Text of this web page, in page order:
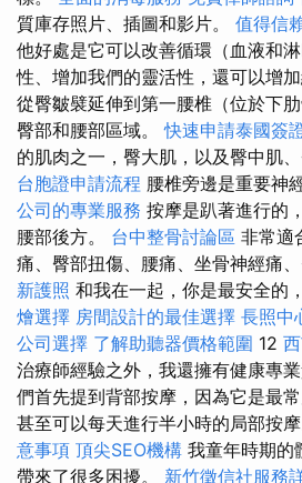
質庫存照片、插圖和影片。 值得信
他好處是它可以改善循環（血液和
性、增加我們的靈活性，還可以增
從臀皺襞延伸到第一腰椎（位於下
臀部和腰部區域。快速申請泰國簽
的肌肉之一，臀大肌，以及臀中肌
台胞證申請流程 腰椎旁邊是重要神
公司的專業服務 按摩是趴著進行的
腰部後方。 台中整骨討論區 非常適
痛、臀部扭傷、腰痛、坐骨神經痛
新護照 和我在一起，你是最安全的
燴選擇 房間設計的最佳選擇 長照中
公司選擇 了解助聽器價格範圍 12
治療師經驗之外，我還擁有健康專
們首先提到背部按摩，因為它是最常
甚至可以每天進行半小時的局部按摩
意事項 頂尖SEO機構 我童年時期的
帶來了很多困擾。 新竹徵信社服務